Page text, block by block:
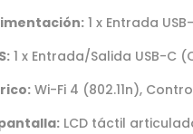
1 x Entrada
1 x Entrada/Salida USB-
Wi-Fi 4 (802.11n),
LCD táctil